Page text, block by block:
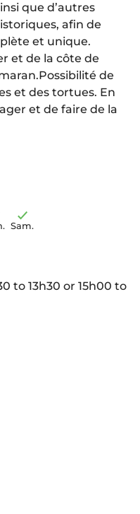
que d’autres
afin de
et unique.
et de la côte de
de
et des tortues. En
et de faire de la
Sam.
to 13h30 or 15h00 to